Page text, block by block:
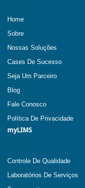
Home
Sobre
Nossas Soluções
Cases De Sucesso
Seja Um Parceiro
Blog
Fale Conosco
Política De Privacidade
myLIMS
Controle De Qualidade
Laboratórios De Serviços